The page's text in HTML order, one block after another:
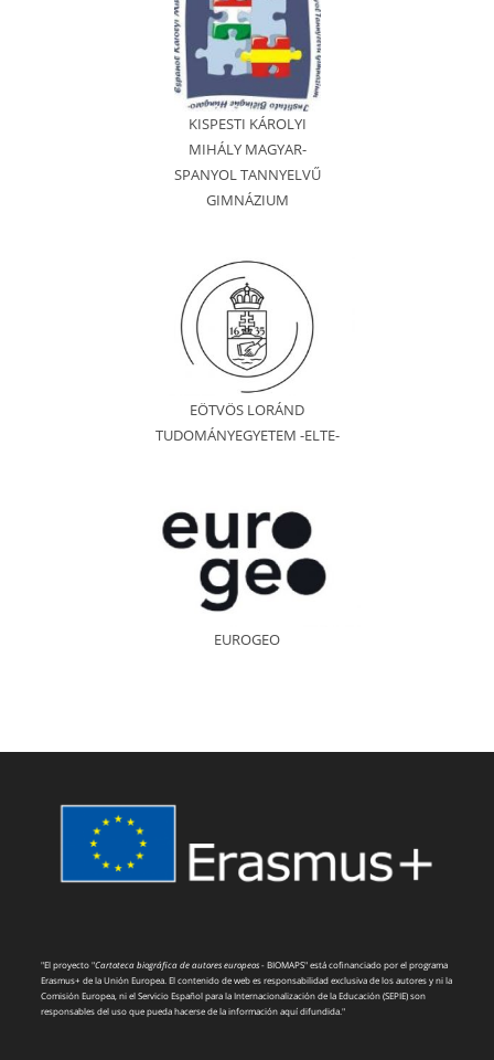
KISPESTI KÁROLYI
MIHÁLY MAGYAR-
SPANYOL TANNYELVŰ
GIMNÁZIUM
EÖTVÖS LORÁND
TUDOMÁNYEGYETEM -ELTE-
EUROGEO
"El proyecto "Cartoteca biográfica de autores europeos- BIOMAPS" está cofinanciado por el programa
Erasmus+ de la Unión Europea. El contenido de web es responsabilidad exclusiva de los autores y ni la
Comisión Europea, ni el Servicio Español para la Internacionalización de la Educación (SEPIE) son
responsables del uso que pueda hacerse de la información aquí difundida."